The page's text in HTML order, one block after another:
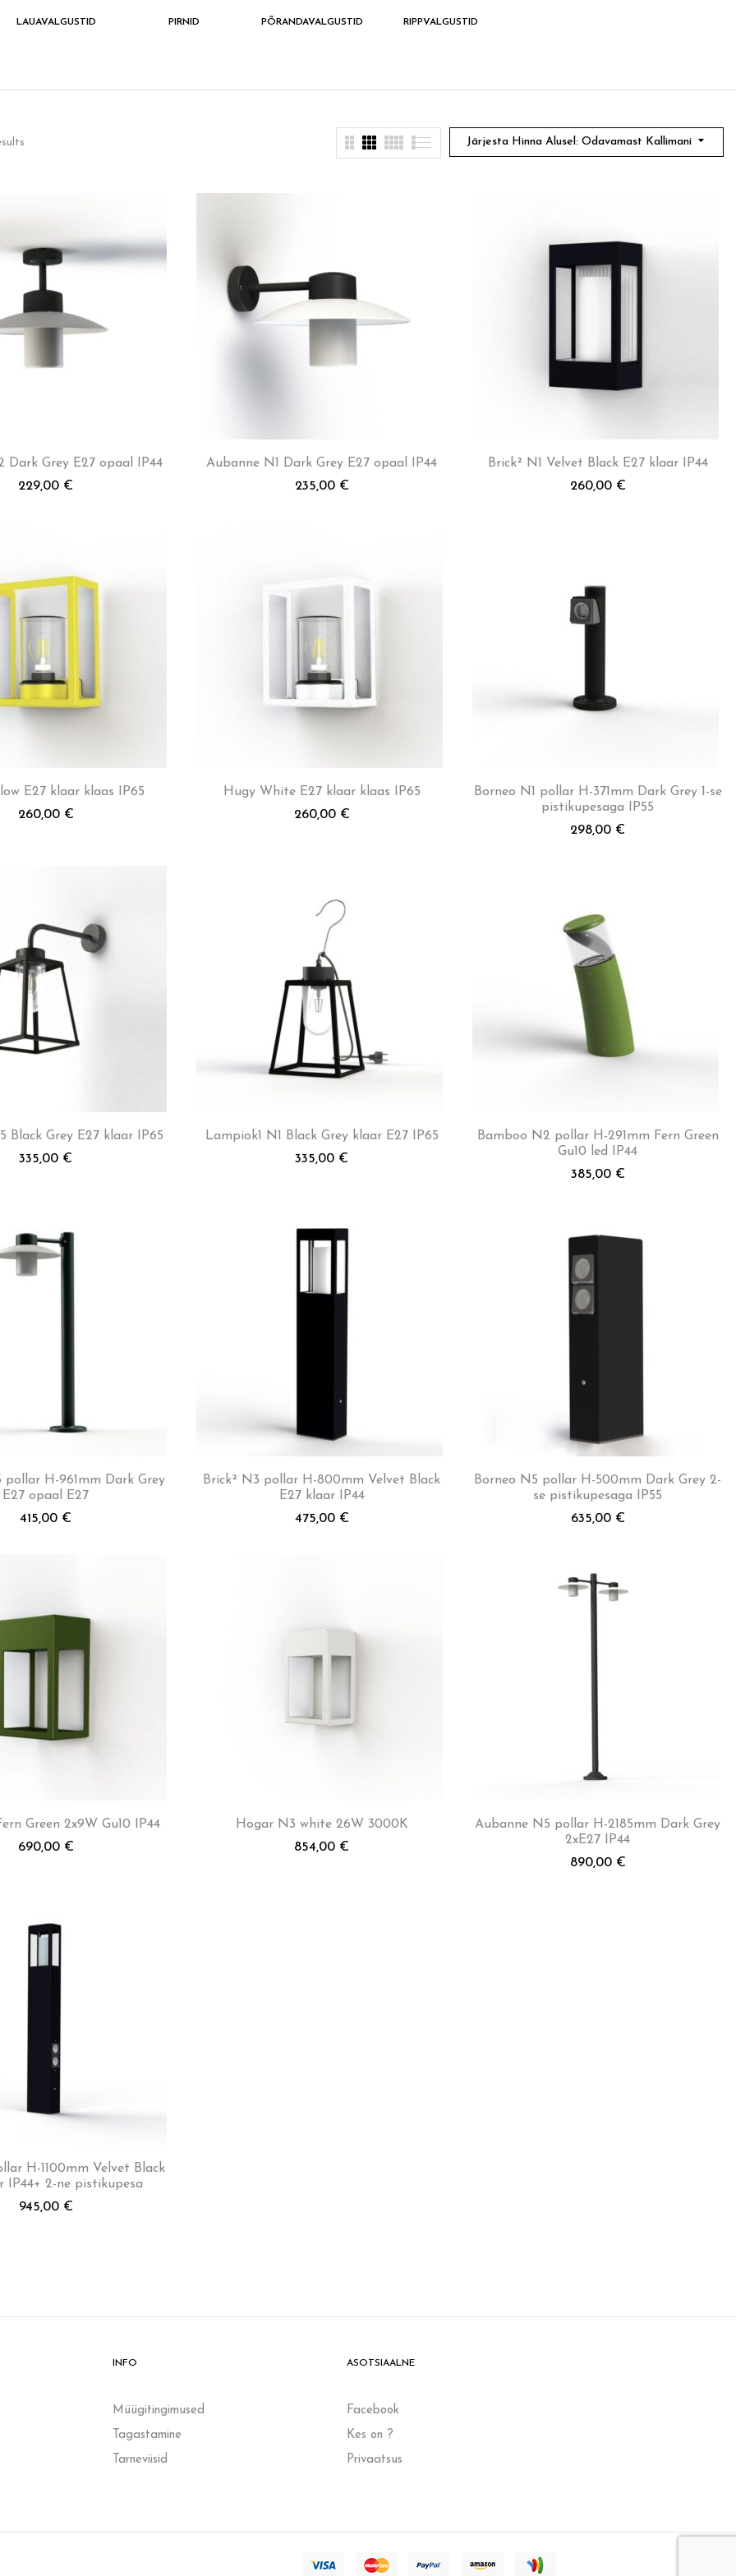
LAUAVALGUSTID PIRNID PÕRANDAVALGUSTID RIPPVALGUSTID
Järjesta Hinna Alusel: Odavamast Kallimani
Dark Grey E27 opaal IP44
229,00 €
Aubanne N1 Dark Grey E27 opaal IP44
235,00 €
Brick² N1 Velvet Black E27 klaar IP44
260,00 €
E27 klaar klaas IP65
260,00 €
Hugy White E27 klaar klaas IP65
260,00 €
Borneo N1 pollar H-371mm Dark Grey 1-se
pistikupesaga IP55
298,00 €
Black Grey E27 klaar IP65
335,00 €
Lampiok1 N1 Black Grey klaar E27 IP65
335,00 €
Bamboo N2 pollar H-291mm Fern Green
Gu10 led IP44
385,00 €
pollar H-961mm Dark Grey
E27 opaal E27
415,00 €
Brick² N3 pollar H-800mm Velvet Black
E27 klaar IP44
475,00 €
Borneo N5 pollar H-500mm Dark Grey 2-
se pistikupesaga IP55
635,00 €
Green 2x9W Gu10 IP44
690,00 €
Hogar N3 white 26W 3000K
854,00 €
Aubanne N5 pollar H-2185mm Dark Grey
2xE27 IP44
890,00 €
H-1100mm Velvet Black
IP44+ 2-ne pistikupesa
945,00 €
INFO
Müügitingimused
Tagastamine
Tarneviisid
ASOTSIAALNE
Facebook
Kes on ?
Privaatsus